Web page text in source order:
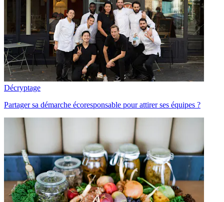
Décryptage
Partager sa démarche écoresponsable pour attirer ses équipes ?